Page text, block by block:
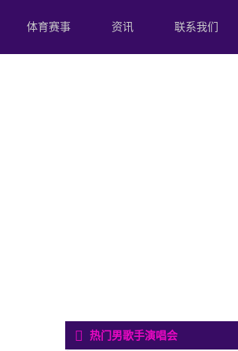
体育赛事 资讯 联系我们
热门男歌手演唱会